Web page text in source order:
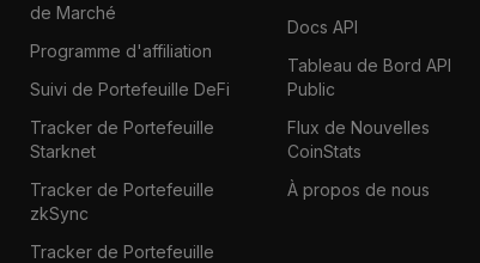
de Marché
Programme d'affiliation
Suivi de Portefeuille DeFi
Tracker de Portefeuille
Starknet
Tracker de Portefeuille
zkSync
Tracker de Portefeuille
Docs API
Tableau de Bord API
Public
Flux de Nouvelles
CoinStats
À propos de nous